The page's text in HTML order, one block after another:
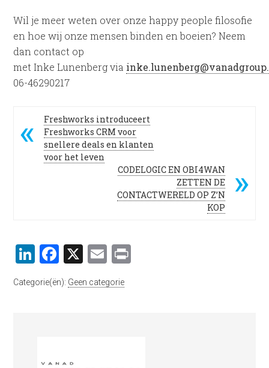
Wil je meer weten over onze happy people filosofie
en hoe wij onze mensen binden en boeien? Neem
dan contact op
met Inke Lunenberg via
06-46290217
Freshworks introduceert
Freshworks CRM voor
snellere deals en klanten
voor het leven
CODELOGIC EN OBI4WAN
ZETTEN DE
CONTACTWERELD OP Z’N
KOP
LinkedIn
Facebook
X Email
Categorie(ën): Geen categorie